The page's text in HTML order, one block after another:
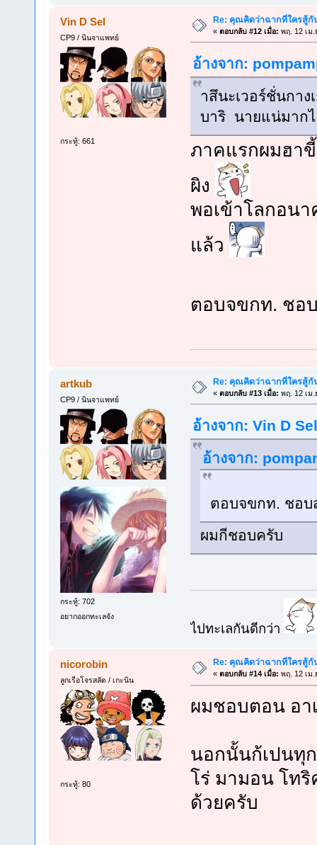
Vin D Sel
CP9 / นินจาแพทย์
กระทู้: 661
Re: คุณคิดว่าฉากที่ใครสู้
« ตอบกลับ #12 เมื่อ: พฤ. 12 เม.
อ้างจาก:
าสึนะเวอร์ชั่นกา
บาริ นายแน่มาก
ภาคแรกผมฮา
ผิง
พอเข้าโลกอน
แล้ว
ตอบจขกท. ชอ
artkub
CP9 / นินจาแพทย์
กระทู้: 702
อยากออกทะเลจัง
Re: คุณคิดว่าฉากที่ใครสู้
« ตอบกลับ #13 เมื่อ: พฤ. 12 เม.
อ้างจาก: Vin D
อ้างจาก:
ตอบจขกท. ชอบ
ผมกีชอบครับ
ไปทะเลกันดีกว่า
nicorobin
ลูกเรือโจรสลัด / เกะนิน
กระทู้: 80
Re: คุณคิดว่าฉากที่ใครสู้
« ตอบกลับ #14 เมื่อ: พฤ. 12 เม.
ผมชอบตอน อา
นอกนั้นก้เปนทุ
โร่ มามอน โท
ด้วยครับ